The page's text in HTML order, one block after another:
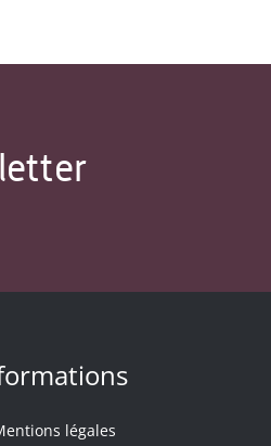
légales